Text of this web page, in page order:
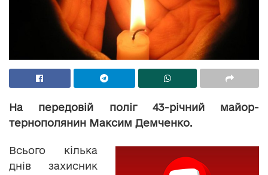
На передовій поліг 43-річний майор-
тернополянин Максим Демченко.
Всього кілька
днів захисник